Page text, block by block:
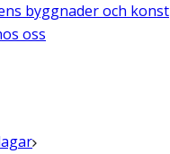
byggnader och konst
oss